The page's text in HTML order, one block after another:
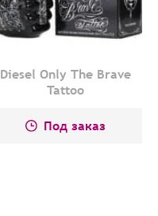
Diesel Only The Brave
Tattoo
Под заказ